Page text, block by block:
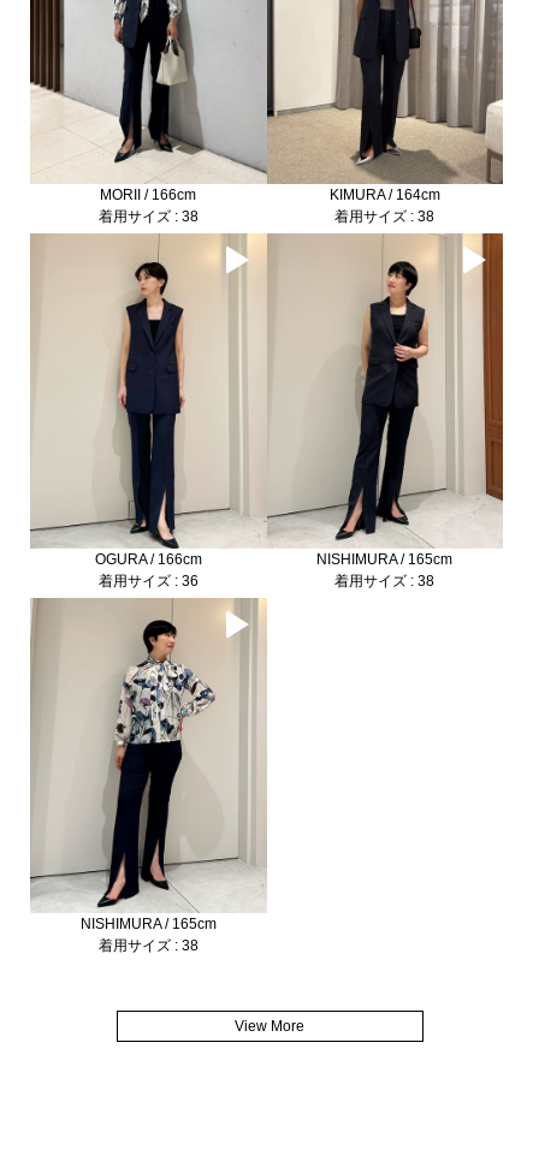
MORII / 166cm
着用サイズ : 38
KIMURA / 164cm
着用サイズ : 38
OGURA / 166cm
着用サイズ : 36
NISHIMURA / 165cm
着用サイズ : 38
NISHIMURA / 165cm
着用サイズ : 38
View More